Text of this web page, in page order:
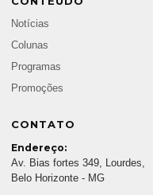
Notícias
Colunas
Programas
Promoções
CONTATO
Endereço:
Av. Bias fortes 349, Lourdes,
Belo Horizonte - MG